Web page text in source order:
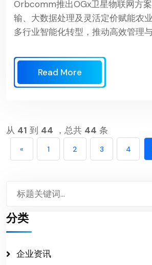
Orbcomm推出OGx卫星物联网方
输、大数据处理及灵活定价赋能农
多行业智能化转型，推动高效管理
Read More
从 41 到 44 ，总共 44 条
« 1 2 3 4
分类
企业资讯